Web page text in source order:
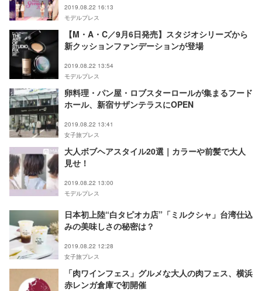
2019.08.22 16:13
モデルプレス
【M・A・C／9月6日発売】スタジオシリーズから
新クッションファンデーションが登場
2019.08.22 13:54
モデルプレス
卵料理・パン屋・ロブスターロールが集まるフード
ホール、新宿サザンテラスにOPEN
2019.08.22 13:41
女子旅プレス
大人ボブヘアスタイル20選｜カラーや前髪で大人
見せ！
2019.08.22 13:00
モデルプレス
日本初上陸“白タピオカ店”「ミルクシャ」台湾仕込
みの美味しさの秘密は？
2019.08.22 12:28
女子旅プレス
「肉ワインフェス」グルメな大人の肉フェス、横浜
赤レンガ倉庫で初開催